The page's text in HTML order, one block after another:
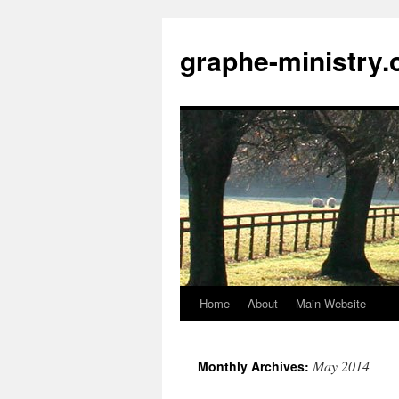
content
graphe-
Home About Main Website
Monthly Archives: May 2014